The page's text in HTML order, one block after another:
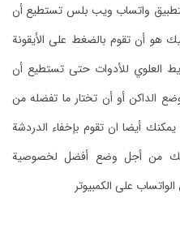
بتطبيق واتساب ويب بلس تستطيع أن
هو أن تقوم بالضغط على الأيقونة
العلوي للأدوات حتى تستطيع أن
الداكن أو أن تختار ما تفضله من
أيضا ان تقوم بإخفاء الدردشة
من أجل وضع أفضل لخصوصية
على الكمبيوتر